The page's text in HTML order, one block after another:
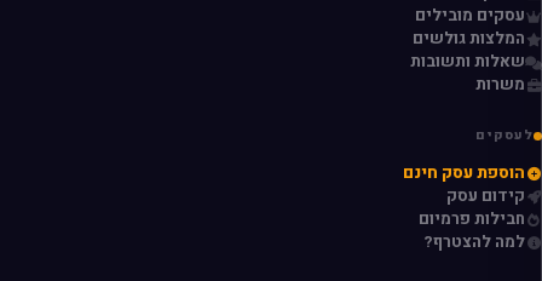
עסקים מובילים
המלצות גולשים
שאלות ותשובות
משרות
לעסקים
הוספת עסק חינם
קידום עסק
חבילות פרמיום
למה להצטרף?